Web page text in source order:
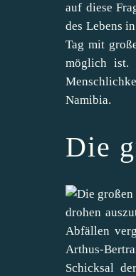
auf diese
des Lebens
Tag mit
möglich ist.
Namibia.
Die
drohen
Abfällen
Arthus-
Schicksal